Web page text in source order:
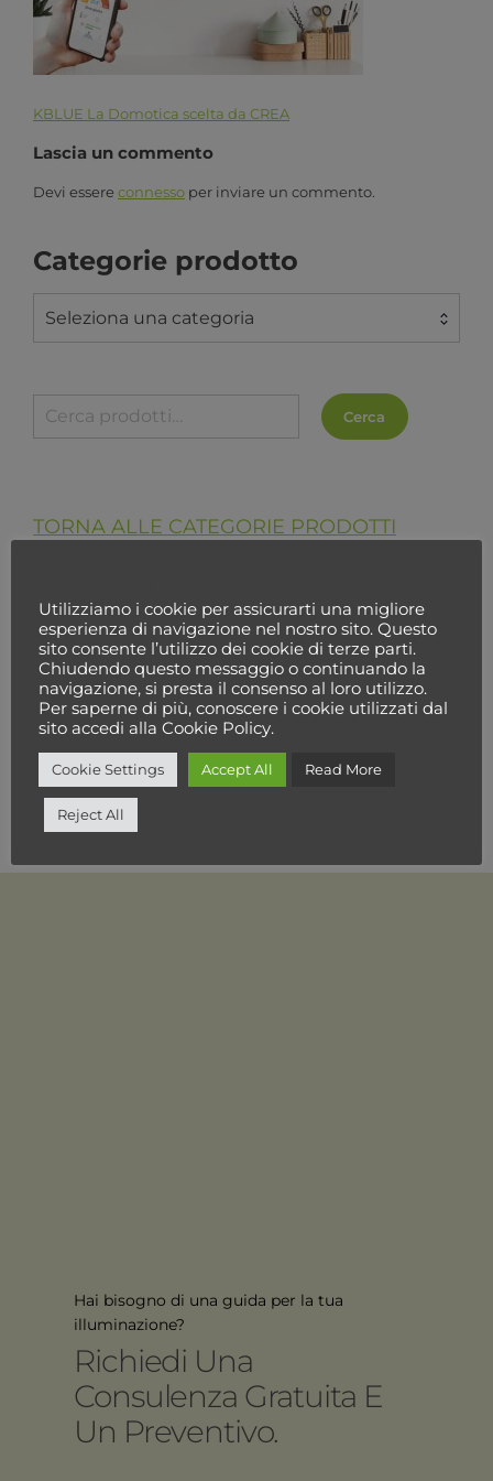
KBLUE La Domotica scelta da CREA
Lascia un commento
Devi essere connesso per inviare un commento.
Categorie prodotto
Seleziona una categoria
Cerca
TORNA ALLE CATEGORIE PRODOTTI
Hai bisogno di una guida per la tua
illuminazione?
Richiedi Una
Consulenza Gratuita E
Un Preventivo.
Utilizziamo i cookie per assicurarti una migliore
esperienza di navigazione nel nostro sito. Questo
sito consente l’utilizzo dei cookie di terze parti.
Chiudendo questo messaggio o continuando la
navigazione, si presta il consenso al loro utilizzo.
Per saperne di più, conoscere i cookie utilizzati dal
sito accedi alla Cookie Policy.
Cookie Settings Accept All Read More
Reject All